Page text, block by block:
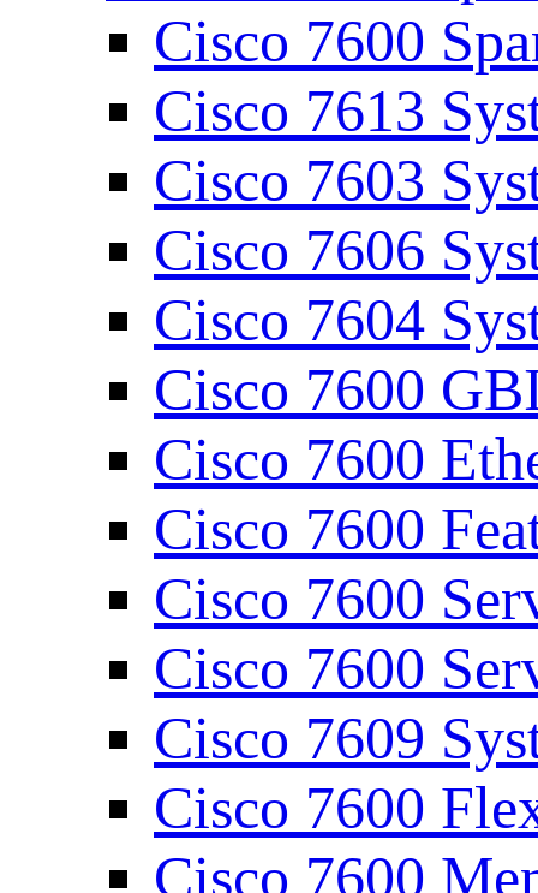
Cisco 7600
Cisco 7613
Cisco 7603
Cisco 7606
Cisco 7604
Cisco 7600
Cisco 7600
Cisco 7600
Cisco 7600
Cisco 7600
Cisco 7609
Cisco 7600
Cisco 7600